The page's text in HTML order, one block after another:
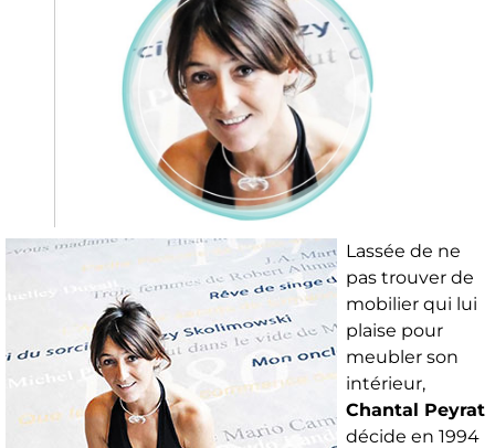
Lassée de ne
pas trouver de
mobilier qui lui
plaise pour
meubler son
intérieur,
Chantal Peyrat
décide en 1994